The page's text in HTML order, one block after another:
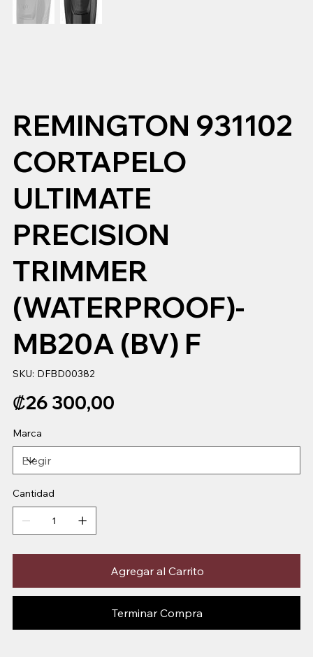
REMINGTON 931102
CORTAPELO
ULTIMATE
PRECISION
TRIMMER
(WATERPROOF)-
MB20A (BV) F
SKU: SKU
DFBD00382
DFBD00382
Precio
₡26 300,00
Marca
Cantidad
Agregar al Carrito
Terminar Compra